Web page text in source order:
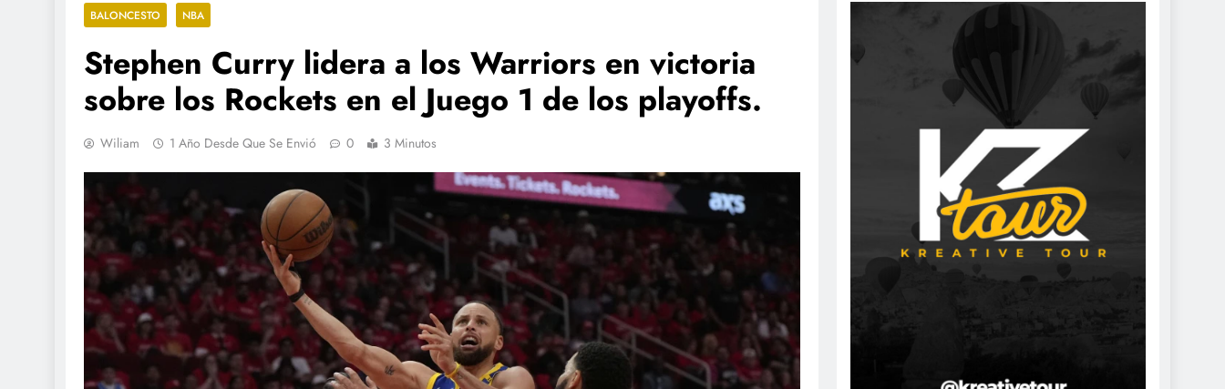
BALONCESTO NBA
Stephen Curry lidera a los Warriors en victoria
sobre los Rockets en el Juego 1 de los playoffs.
Wiliam 1 Año Desde Que Se Envió 0 3 Minutos